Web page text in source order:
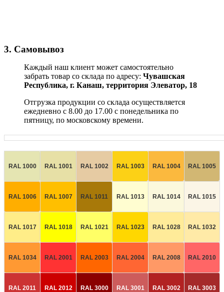
3. Самовывоз
Каждый наш клиент может самостоятельно
забрать товар со склада по адресу: Чувашская
Республика, г. Канаш, территория Элеватор, 18
Отгрузка продукции со склада осуществляется
ежедневно с 8.00 до 17.00 с понедельника по
пятницу, по московскому времени.
RAL 1000 RAL 1001 RAL 1002 RAL 1003 RAL 1004 RAL 1005
RAL 1006 RAL 1007 RAL 1011 RAL 1013 RAL 1014 RAL 1015
RAL 1017 RAL 1018 RAL 1021 RAL 1023 RAL 1028 RAL 1032
RAL 1034 RAL 2001 RAL 2003 RAL 2004 RAL 2008 RAL 2010
RAL 2011 RAL 2012 RAL 3000 RAL 3001 RAL 3002 RAL 3003